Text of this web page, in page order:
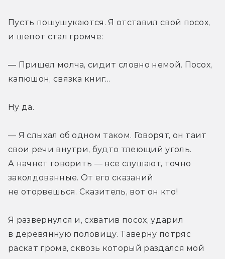
Пусть пошушукаются. Я отставил свой посох,
и шепот стал громче:
— Пришел молча, сидит словно немой. Посох,
капюшон, связка книг...
Ну да.
— Я слыхал об одном таком. Говорят, он таит
свои речи внутри, будто тлеющий уголь.
А начнет говорить — все слушают, точно
заколдованные. От его сказаний
не оторвешься. Сказитель, вот он кто!
Я развернулся и, схватив посох, ударил
в деревянную половицу. Таверну потряс
раскат грома, сквозь который раздался мой